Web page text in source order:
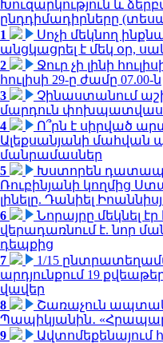
Խուզարկություն և
ընդդիմադիրները
1
Սոչի մեկնող
անցկացրել է մեկ օր,
2
Ջուր չի լինի
հուլիսի 29-ը ժամը 07.00-ն
3
Չինաստանում
մարդուն
4
Ո՞րն է սիրված
Ալեքսանյանի մահվան
մանրամասներ
5
Խստորեն
Ռուբինյանի կողմից
լինելը. Դանիել
6
Նորայրը մեկնել
վերադառնում է. նոր
դեպքից
7
1/15
արդյունքում 19
վավեր
8
Շառաչուն
Պապիկյանին․
9
Ավտոմեքենայում